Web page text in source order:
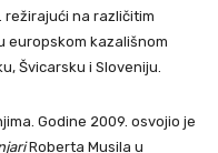
režirajući na različitim
europskom kazališnom
Švicarsku i Sloveniju.
Godine 2009. osvojio je
Roberta Musila u